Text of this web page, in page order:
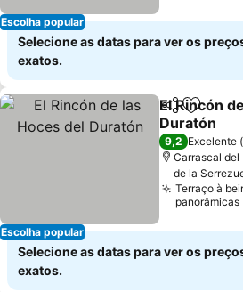
Escolha popular
Selecione as datas para ver os
exatos.
Escolha popular
Partilhar
El Rincón
Duratón
Ver preços
9,2 Excelente
Carrascal del
de la
Terraço à
panorâmicas
Selecione as datas para ver os
exatos.